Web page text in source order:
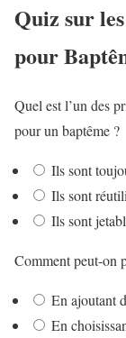
Quiz sur
pour
Quel est l’un des
pour un baptême ?
Ils sont
Ils sont
Ils sont
Comment peut-on
En ajoutant
En